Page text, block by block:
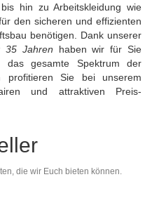
bis hin zuArbeitskleidung wie
den sicheren und effizienten
benötigen. Dank unserer
35 Jahren haben wir für Sie
das gesamte Spektrum der
profitieren Sie bei unserem
und attraktiven Preis-
die wir Euch bieten können.